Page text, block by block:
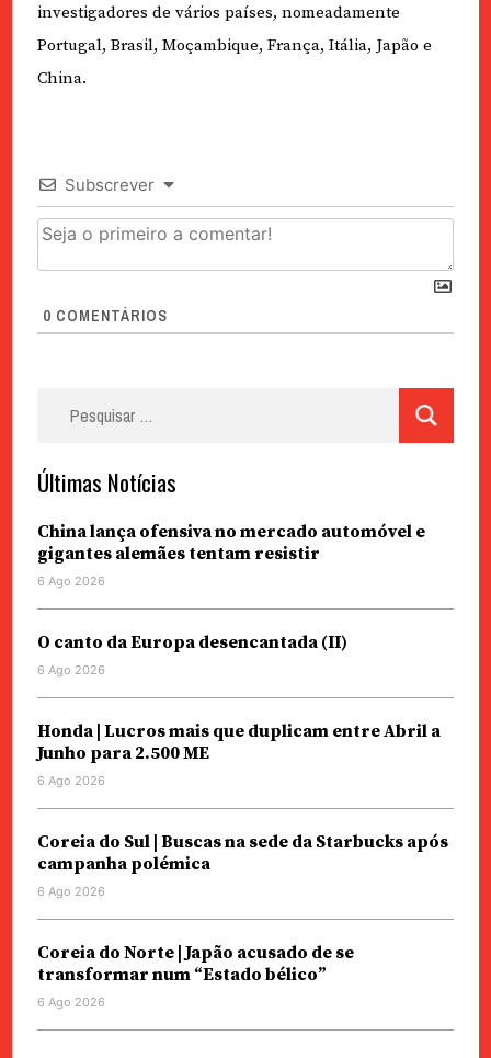
investigadores de vários países, nomeadamente
Portugal, Brasil, Moçambique, França, Itália, Japão e
China.
Subscrever
0 COMENTÁRIOS
Últimas Notícias
China lança ofensiva no mercado automóvel e
gigantes alemães tentam resistir
6 Ago 2026
O canto da Europa desencantada (II)
6 Ago 2026
Honda | Lucros mais que duplicam entre Abril a
Junho para 2.500 ME
6 Ago 2026
Coreia do Sul | Buscas na sede da Starbucks após
campanha polémica
6 Ago 2026
Coreia do Norte | Japão acusado de se
transformar num “Estado bélico”
6 Ago 2026